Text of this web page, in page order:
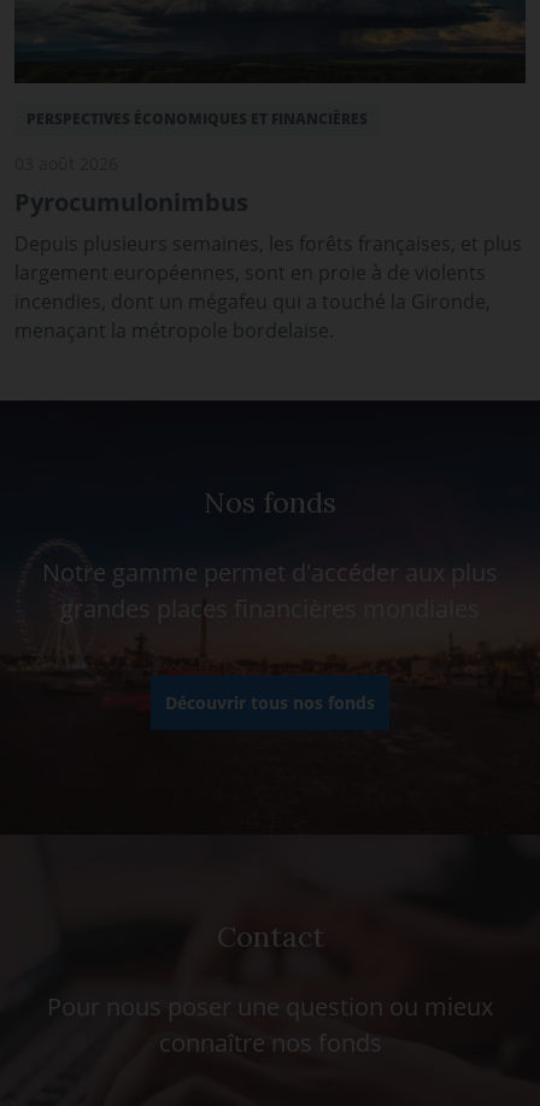
PERSPECTIVES ÉCONOMIQUES ET FINANCIÈRES
Pyrocumulonimbus
Depuis plusieurs semaines, les forêts françaises, et plus
largement européennes, sont en proie à de violents
incendies, dont un mégafeu qui a touché la Gironde,
menaçant la métropole bordelaise.
Nos fonds
Notre gamme permet d'accéder aux plus
grandes places financières mondiales
Découvrir tous nos fonds
Contact
Pour nous poser une question ou mieux
connaître nos fonds